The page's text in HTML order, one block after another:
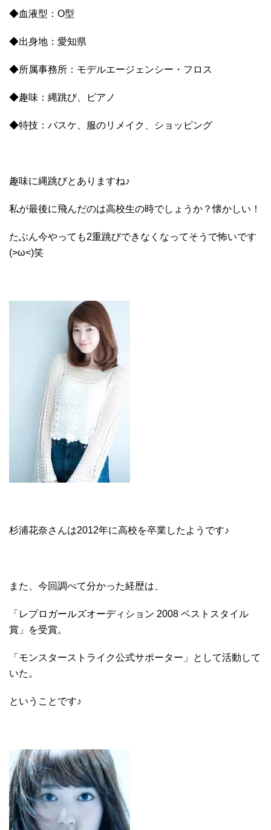
◆血液型：O型
◆出身地：愛知県
◆所属事務所：モデルエージェンシー・フロス
◆趣味：縄跳び、ピアノ
◆特技：バスケ、服のリメイク、ショッピング
趣味に縄跳びとありますね♪
私が最後に飛んだのは高校生の時でしょうか？懐かしい！
たぶん今やっても2重跳びできなくなってそうで怖いです
(>ω<)笑
杉浦花奈さんは2012年に高校を卒業したようです♪
また、今回調べて分かった経歴は、
「レプロガールズオーディション 2008 ベストスタイル
賞」を受賞。
「モンスターストライク公式サポーター」として活動して
いた。
ということです♪